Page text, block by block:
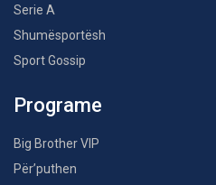
Serie A
Shumësportësh
Sport Gossip
Programe
Big Brother VIP
Për’puthen